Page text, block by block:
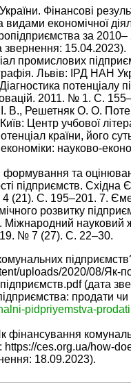
Фінансові
економічної
за
звернення: 15.04.2023).
промислових
Львів: ІРД НАН
потенціалу
2011. № 1. С.
В., Решетняк О. О.
Центр учбової
країни, його
науково-
та
підприємств. Східна
4 (21). С. 195–201. 7.
розвитку
Міжнародний науковий
№ 7 (27). С. 22–30.
uploads/2020/08/Як-
(дата
продати
-pidpriyemstva-prodati
https://ces.org.ua/how-
18.09.2023).